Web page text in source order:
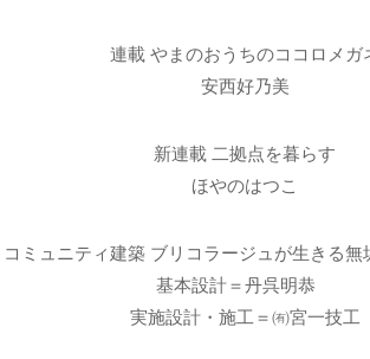
連載 やまのおうちのココロメガ
安西好乃美
新連載 二拠点を暮らす
ほやのはつこ
コミュニティ建築 ブリコラージュが生きる無
基本設計＝丹呉明恭
実施設計・施工＝㈲宮一技工